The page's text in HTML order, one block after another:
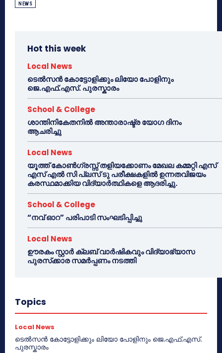
NEWS
Hot this week
Local News
ടെൽസൻ കോട്ടോളിക്കും ലിയോ പോളിനും
ജെ.എഫ്.എസ്. പുരസ്കാരം
School & College
ശാന്തിനികേതനിൽ അന്താരാഷ്ട്ര യോഗ ദിനം
ആചരിച്ചു
Local News
യൂത്ത് കോൺഗ്രസ്സ് തളിയക്കോണം മേഖല കമ്മറ്റി എസ്
എസ് എൽ സി പ്ലസ് ടു പരീക്ഷകളിൽ ഉന്നതവിജയം
കരസ്ഥമാക്കിയ വിദ്യാർത്ഥികളെ ആദരിച്ചു.
School & College
“നവ് ഓറ” പരിപാടി സംഘടിപ്പിച്ചു
Local News
ഊരകം സ്റ്റാർ ക്ലബ് വാർഷികവും വിദ്യാഭ്യാസ
പുരസ്‌ക്കാര സമർപ്പണം നടത്തി
Topics
Local News
ടെൽസൻ കോട്ടോളിക്കും ലിയോ പോളിനും ജെ.എഫ്.എസ്.
പുരസ്കാരം